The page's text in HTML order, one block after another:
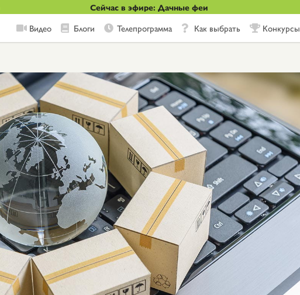
Сейчас в эфире: Дачные феи
Видео Блоги Телепрограмма Как выбрать Конкурсы